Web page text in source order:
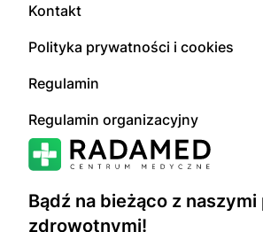
Bądź na bieżąco z naszymi
zdrowotnymi!
Kontakt
Polityka prywatności i cookies
Regulamin
Regulamin organizacyjny